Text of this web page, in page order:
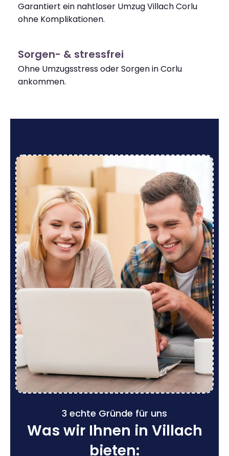
Garantiert ein nahtloser Umzug Villach Corlu
ohne Komplikationen.
Sorgen- & stressfrei
Ohne Umzugsstress oder Sorgen in Corlu
ankommen.
3 echte Gründe für uns
Was wir Ihnen in Villach
bieten: